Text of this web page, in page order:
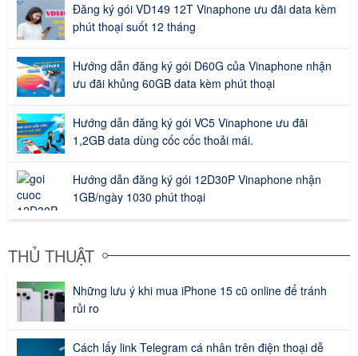
Đăng ký gói VD149 12T Vinaphone ưu đãi data kèm
phút thoại suốt 12 tháng
Hướng dẫn đăng ký gói D60G của Vinaphone nhận
ưu đãi khủng 60GB data kèm phút thoại
Hướng dẫn đăng ký gói VC5 Vinaphone ưu đãi
1,2GB data dùng cốc cốc thoải mái.
Hướng dẫn đăng ký gói 12D30P Vinaphone nhận
1GB/ngày 1030 phút thoại
THỦ THUẬT
Những lưu ý khi mua iPhone 15 cũ online để tránh
rủi ro
Cách lấy link Telegram cá nhân trên điện thoại dễ